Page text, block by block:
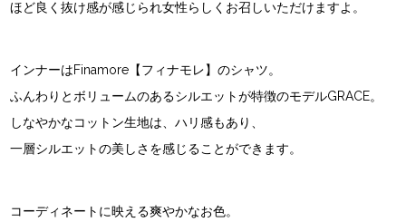
ほど良く抜け感が感じられ女性らしくお召しいただけますよ。
インナーはFinamore【フィナモレ】のシャツ。
ふんわりとボリュームのあるシルエットが特徴のモデルGRACE。
しなやかなコットン生地は、ハリ感もあり、
一層シルエットの美しさを感じることができます。
コーディネートに映える爽やかなお色。